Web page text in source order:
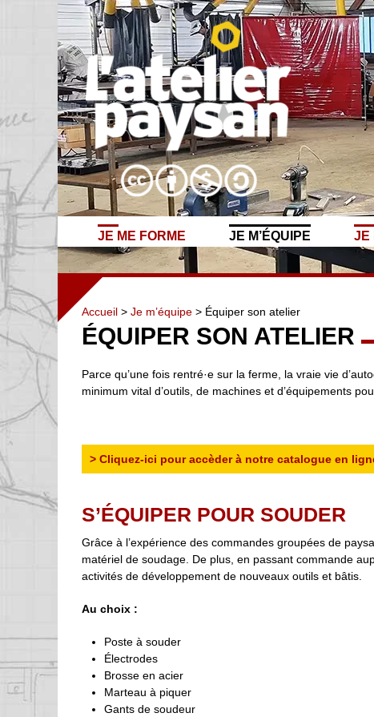
JE ME FORME JE M’ÉQUIPE JE
Accueil > Je m’équipe > Équiper son atelier
ÉQUIPER SON ATELIER
Parce qu’une fois rentré·e sur la ferme, la vraie vie
minimum vital d’outils, de machines et d’équipements
> Cliquez-ici pour accèder à notre catalogue en
S’ÉQUIPER POUR SOUDER
Grâce à l’expérience des commandes groupées de
matériel de soudage. De plus, en passant commande
activités de développement de nouveaux outils et bâtis.
Au choix :
Poste à souder
Électrodes
Brosse en acier
Marteau à piquer
Gants de soudeur